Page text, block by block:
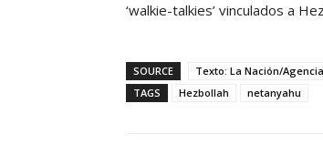
‘walkie-talkies’ vinculados a
SOURCE
Texto: La Nación/
TAGS
Hezbollah netanyahu